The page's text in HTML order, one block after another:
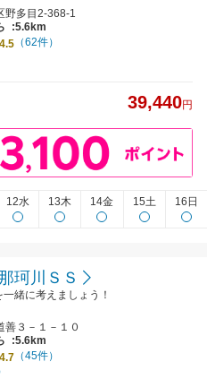
野多目2-368-1
:5.6km
4.5 （62件）
39,440円
12水 13木 14金 15土 16日
珂川ＳＳ
緒に考えましょう！
善３－１－１０
:5.6km
4.7 （45件）